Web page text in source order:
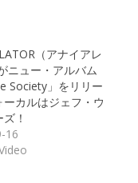
（アナイアレ
ニュー・アルバム
Society」をリリー
ーカルはジェフ・ウ
！
16